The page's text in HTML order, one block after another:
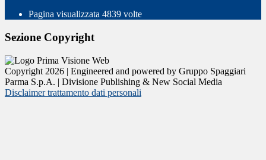
Pagina visualizzata 4839 volte
Sezione Copyright
Copyright 2026 | Engineered and powered by Gruppo Spaggiari
Parma S.p.A. | Divisione Publishing & New Social Media
Disclaimer trattamento dati personali